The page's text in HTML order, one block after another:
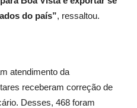
do país”, ressaltou.
atendimento da
receberam correção de
Desses, 468 foram